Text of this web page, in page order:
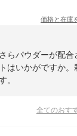
価格と在庫
らパウダーが配合
はいかがですか。
。
全てのおす